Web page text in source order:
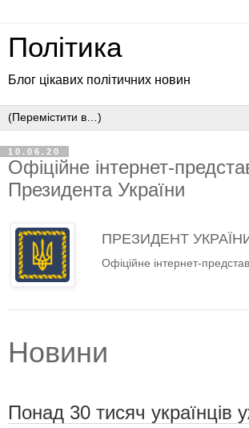
Політика
Блог цікавих політичних новин
10.06.20
Офіційне інтернет-
Президента України
ПРЕЗИДЕНТ
Офіційне інтернет-
Новини
Понад 30 тисяч українців